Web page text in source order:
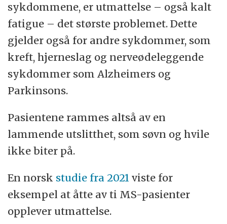
sykdommene, er utmattelse – også kalt
fatigue – det største problemet. Dette
gjelder også for andre sykdommer, som
kreft, hjerneslag og nerveødeleggende
sykdommer som Alzheimers og
Parkinsons.
Pasientene rammes altså av en
lammende utslitthet, som søvn og hvile
ikke biter på.
En norsk studie fra 2021 viste for
eksempel at åtte av ti MS-pasienter
opplever utmattelse.